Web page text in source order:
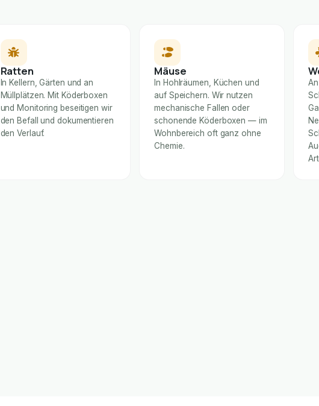
Ratten
In Kellern, Gärten und an
Müllplätzen. Mit Köderboxen
und Monitoring beseitigen wir
den Befall und dokumentieren
den Verlauf.
Mäuse
In Hohlräumen, Küchen und
auf Speichern. Wir nutzen
mechanische Fallen oder
schonende Köderboxen — im
Wohnbereich oft ganz ohne
Chemie.